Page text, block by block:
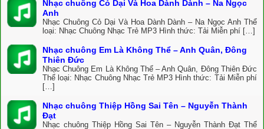
Nhạc chuông Cỏ Dại Và Hoa Dành Dành – Na Ngọc
Anh
Nhạc Chuông Cỏ Dại Và Hoa Dành Dành – Na Ngọc Anh Thể
loại: Nhạc Chuông Nhạc Trẻ MP3 Hình thức: Tải Miễn phí […]
Nhạc chuông Em Là Không Thể – Anh Quân, Đông
Thiên Đức
Nhạc Chuông Em Là Không Thể – Anh Quân, Đông Thiên Đức
Thể loại: Nhạc Chuông Nhạc Trẻ MP3 Hình thức: Tải Miễn phí
[…]
Nhạc chuông Thiệp Hồng Sai Tên – Nguyễn Thành
Đạt
Nhạc chuông Thiệp Hồng Sai Tên – Nguyễn Thành Đạt Thể